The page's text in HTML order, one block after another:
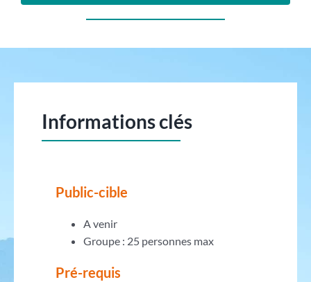
Informations clés
Public-cible
A venir
Groupe : 25 personnes max
Pré-requis